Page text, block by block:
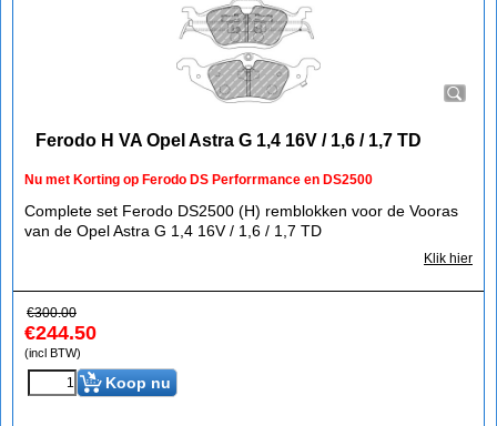
Ferodo H VA Opel Astra G 1,4 16V / 1,6 / 1,7 TD
Nu met Korting op Ferodo DS Perforrmance en DS2500
Complete set Ferodo DS2500 (H) remblokken voor de Vooras
van de Opel Astra G 1,4 16V / 1,6 / 1,7 TD
Klik hier
€300.00
€244.50
(incl BTW)
Koop nu